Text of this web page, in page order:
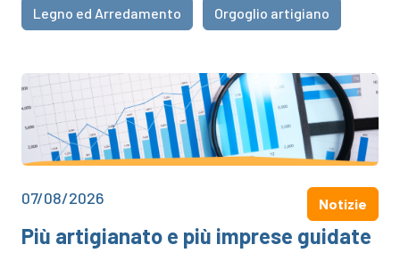
Legno ed Arredamento Orgoglio artigiano
07/08/2026 Notizie
Più artigianato e più imprese guidate